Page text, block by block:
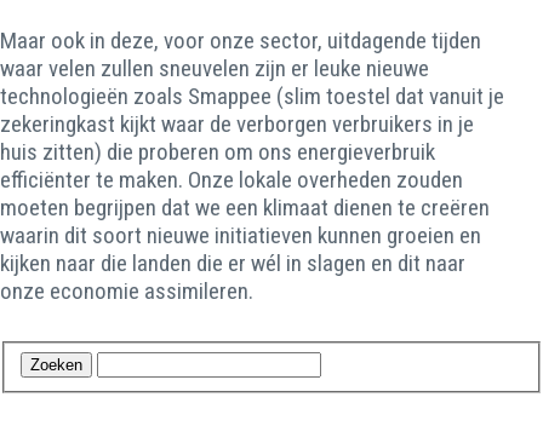
Maar ook in deze, voor onze sector, uitdagende tijden
waar velen zullen sneuvelen zijn er leuke nieuwe
technologieën zoals Smappee (slim toestel dat vanuit je
zekeringkast kijkt waar de verborgen verbruikers in je
huis zitten) die proberen om ons energieverbruik
efficiënter te maken. Onze lokale overheden zouden
moeten begrijpen dat we een klimaat dienen te creëren
waarin dit soort nieuwe initiatieven kunnen groeien en
kijken naar die landen die er wél in slagen en dit naar
onze economie assimileren.